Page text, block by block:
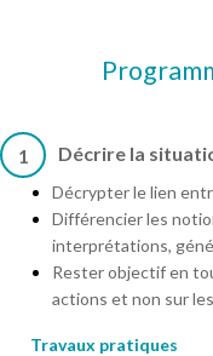
1 Décrire la
Décrypter le lien
Différencier les
interprétations,
Rester objectif en
actions et non sur
Travaux pratiques